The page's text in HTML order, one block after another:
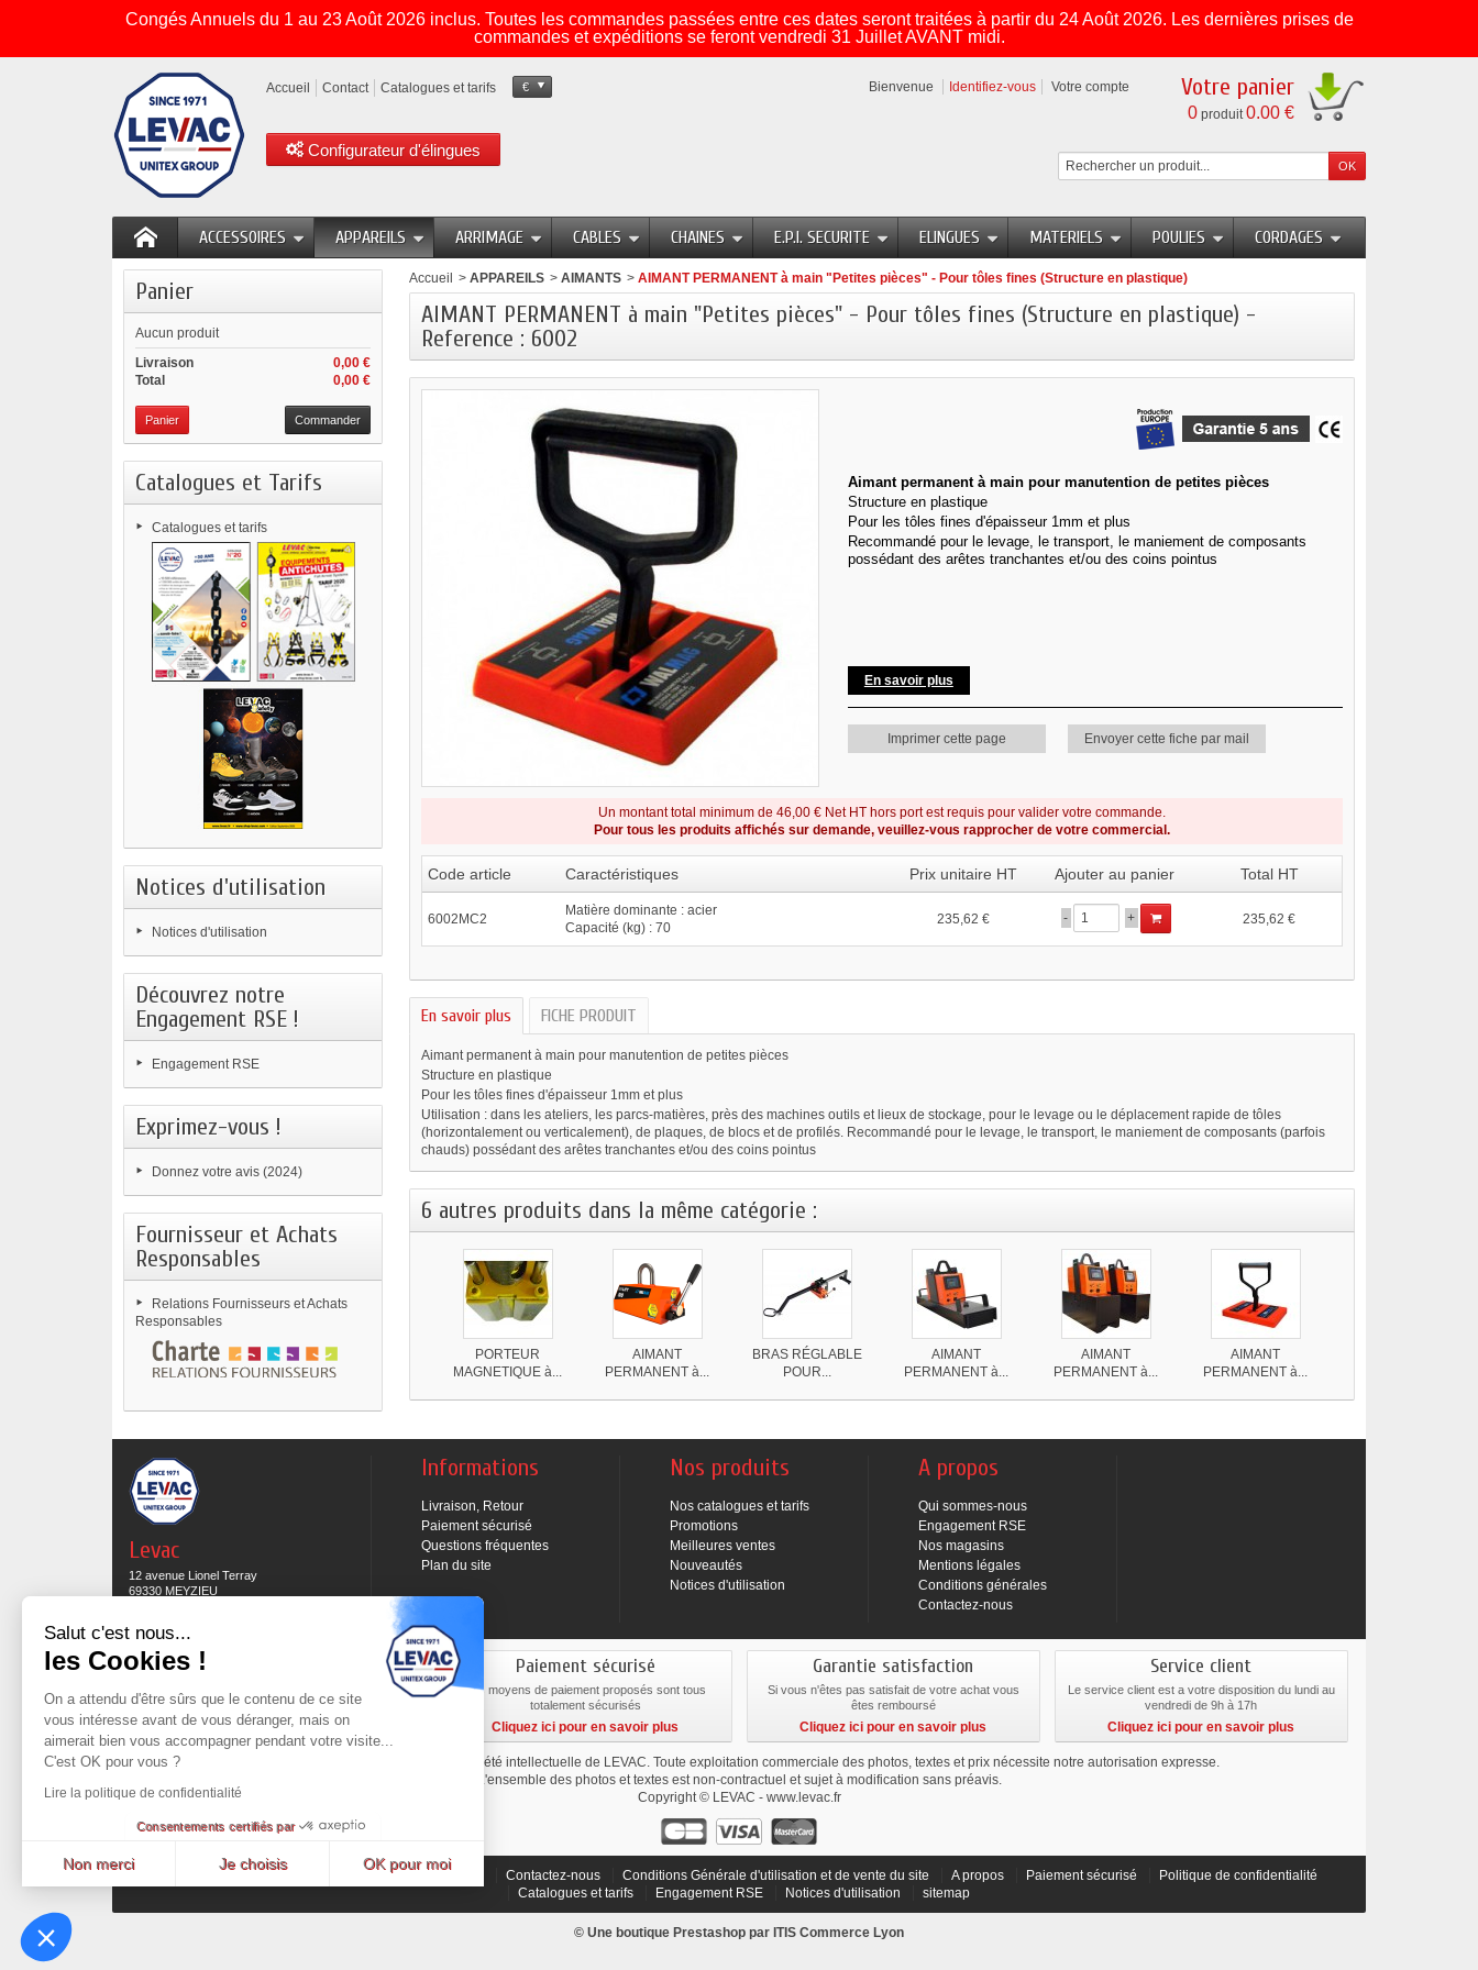
Congés Annuels du 1 au 23 Août 2026 inclus. Toutes les commandes passées entre ces dates seront traitées à partir du 24 Août 2026. Les dernières prises de
commandes et expéditions se feront vendredi 31 Juillet AVANT midi.
Accueil Contact Catalogues et tarifs
Configurateur d'élingues
€ Bienvenue Identifiez-vous Votre compte Votre panier
0 produit0.00 €
ACCESSOIRES APPAREILS ARRIMAGE CABLES CHAINES E.P.I. SECURITE ELINGUES MATERIELS POULIES CORDAGES
Panier
Aucun produit
0,00 €
Livraison
0,00 €
Total
Panier Commander
Catalogues et Tarifs
Catalogues et tarifs
Notices d'utilisation
Notices d'utilisation
Découvrez notre
Engagement RSE !
Engagement RSE
Exprimez-vous !
Donnez votre avis (2024)
Fournisseur et Achats
Responsables
Relations Fournisseurs et Achats
Responsables
Accueil > APPAREILS > AIMANTS > AIMANT PERMANENT à main "Petites pièces" - Pour tôles fines (Structure en plastique)
AIMANT PERMANENT à main "Petites pièces" - Pour tôles fines (Structure en plastique) -
Reference : 6002
Aimant permanent à main pour manutention de petites pièces
Structure en plastique
Pour les tôles fines d'épaisseur 1mm et plus
Recommandé pour le levage, le transport, le maniement de composants
possédant des arêtes tranchantes et/ou des coins pointus
En savoir plus
Imprimer cette page Envoyer cette fiche par mail
Un montant total minimum de 46,00 € Net HT hors port est requis pour valider votre commande.
Pour tous les produits affichés sur demande, veuillez-vous rapprocher de votre commercial.
Code article Caractéristiques Prix unitaire HT Ajouter au panier Total HT
6002MC2
Matière dominante : acier
Capacité (kg) : 70
235,62 € - + 235,62 €
En savoir plus FICHE PRODUIT
Aimant permanent à main pour manutention de petites pièces
Structure en plastique
Pour les tôles fines d'épaisseur 1mm et plus
Utilisation : dans les ateliers, les parcs-matières, près des machines outils et lieux de stockage, pour le levage ou le déplacement rapide de tôles
(horizontalement ou verticalement), de plaques, de blocs et de profilés. Recommandé pour le levage, le transport, le maniement de composants (parfois
chauds) possédant des arêtes tranchantes et/ou des coins pointus
6 autres produits dans la même catégorie :
PORTEUR
MAGNETIQUE à...
AIMANT
PERMANENT à...
BRAS RÉGLABLE
POUR...
AIMANT
PERMANENT à...
AIMANT
PERMANENT à...
AIMANT
PERMANENT à...
Levac
12 avenue Lionel Terray
69330 MEYZIEU
Informations
Livraison, Retour
Paiement sécurisé
Questions fréquentes
Plan du site
Nos produits
Nos catalogues et tarifs
Promotions
Meilleures ventes
Nouveautés
Notices d'utilisation
A propos
Qui sommes-nous
Engagement RSE
Nos magasins
Mentions légales
Conditions générales
Contactez-nous
Expédition sous 48H
Commande preparée et mise en expédition sous
48h sous réserve des produits en stock.
Cliquez ici pour en savoir plus
Paiement sécurisé
Les moyens de paiement proposés sont tous
totalement sécurisés
Cliquez ici pour en savoir plus
Garantie satisfaction
Si vous n'êtes pas satisfait de votre achat vous
êtes remboursé
Cliquez ici pour en savoir plus
Service client
Le service client est a votre disposition du lundi au
vendredi de 9h à 17h
Cliquez ici pour en savoir plus
Tout le contenu de ce site est la propriété intellectuelle de LEVAC. Toute exploitation commerciale des photos, textes et prix nécessite notre autorisation expresse.
L'ensemble des photos et textes est non-contractuel et sujet à modification sans préavis.
Copyright © LEVAC - www.levac.fr
Meilleures ventes Contactez-nous Conditions Générale d'utilisation et de vente du site A propos Paiement sécurisé
Politique de confidentialité
Catalogues et tarifs
Engagement RSE Notices d'utilisation sitemap
© Une boutique Prestashop par ITIS Commerce Lyon
Salut c'est nous...
les Cookies !
On a attendu d'être sûrs que le contenu de ce site
vous intéresse avant de vous déranger, mais on
aimerait bien vous accompagner pendant votre visite...
C'est OK pour vous ?
Lire la politique de confidentialité
Consentements certifiés par
Non merci Je choisis OK pour moi
Notre plateforme vous permet d'adapter et de gérer vos paramètres de confidentialité, en garantissant la conformité avec les réglementations. Personnalisez vos préférences pour contrôler la manière dont vos informations sont manipulées.